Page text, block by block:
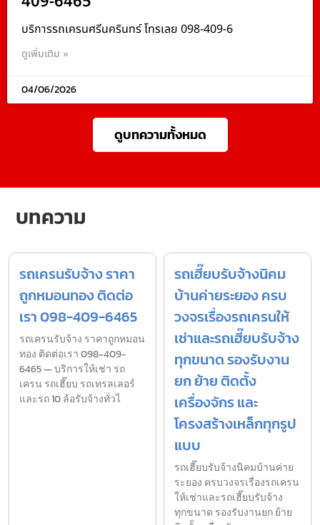
บริการรถเครนศรีนครินทร์ โทรเลย 098-409-6
ดูเพิ่มเติม »
04/06/2026
ดูบทความทั้งหมด
บทความ
รถเครนรับจ้าง ราคา
ถูกหมอนทอง ติดต่อ
เรา 098-409-6465
รถเครนรับจ้าง ราคาถูกหมอน
ทอง ติดต่อเรา 098-409-
6465 — บริการให้เช่า รถ
เครน รถเฮี๊ยบ รถเทรลเลอร์
และรถ 10 ล้อรับจ้างทั่วไ
รถเฮี๊ยบรับจ้างนิคม
บ้านค่ายระยอง ครบ
วงจรเรื่องรถเครนให้
เช่าและรถเฮี๊ยบรับจ้าง
ทุกขนาด รองรับงาน
ยก ย้าย ติดตั้ง
เครื่องจักร และ
โครงสร้างเหล็กทุกรูป
แบบ
รถเฮี๊ยบรับจ้างนิคมบ้านค่าย
ระยอง ครบวงจรเรื่องรถเครน
ให้เช่าและรถเฮี๊ยบรับจ้าง
ทุกขนาด รองรับงานยก ย้าย